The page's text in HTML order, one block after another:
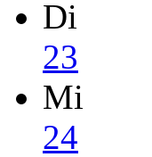
Di
23
Mi
24